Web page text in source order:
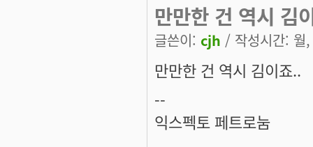
만만한 건 역시 김
글쓴이: cjh / 작성시간:
만만한 건 역시 김이죠..
--
익스펙토 페트로눔